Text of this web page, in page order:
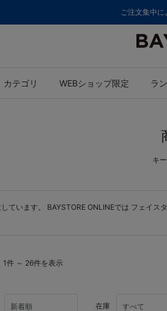
ご注文集中
カテゴリ WEBショップ限定 ラ
キ
ています。 BAYSTORE ONLINEでは フェイス
1件 ～ 26件を表示
在庫